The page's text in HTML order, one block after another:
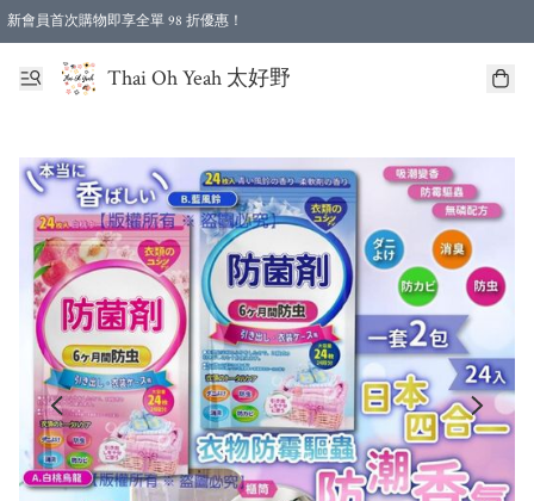
新會員首次購物即享全單 98 折優惠！
特選會員可享全單低至 96 折優惠！
Thai Oh Yeah 太好野